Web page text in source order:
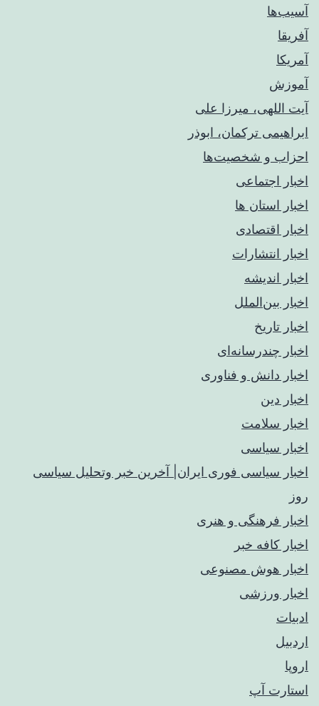
آسیب‌ها
آفریقا
آمریکا
آموزش
آیت اللهی، میرزا علی
ابراهیمی ترکمان، ابوذر
احزاب و شخصیت‌ها
اخبار اجتماعی
اخبار استان ها
اخبار اقتصادی
اخبار انتشارات
اخبار اندیشه
اخبار بین‌الملل
اخبار تاریخ
اخبار چندرسانه‌ای
اخبار دانش و فناوری
اخبار دین
اخبار سلامت
اخبار سیاسی
اخبار سیاسی فوری ایران| آخرین خبر وتحلیل سیاسی
روز
اخبار فرهنگی و هنری
اخبار کافه خبر
اخبار هوش مصنوعی
اخبار ورزشی
ادبیات
اردبیل
اروپا
استارت آپ